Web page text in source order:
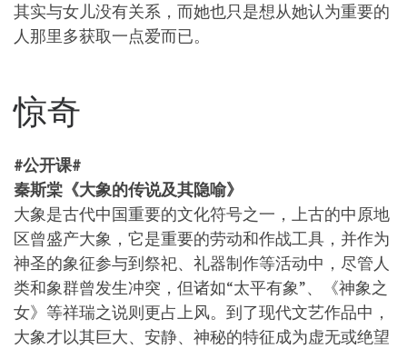
其实与女儿没有关系，而她也只是想从她认为重要的
人那里多获取一点爱而已。
惊奇
#公开课#
秦斯棠《大象的传说及其隐喻》
大象是古代中国重要的文化符号之一，上古的中原地
区曾盛产大象，它是重要的劳动和作战工具，并作为
神圣的象征参与到祭祀、礼器制作等活动中，尽管人
类和象群曾发生冲突，但诸如“太平有象”、《神象之
女》等祥瑞之说则更占上风。到了现代文艺作品中，
大象才以其巨大、安静、神秘的特征成为虚无或绝望